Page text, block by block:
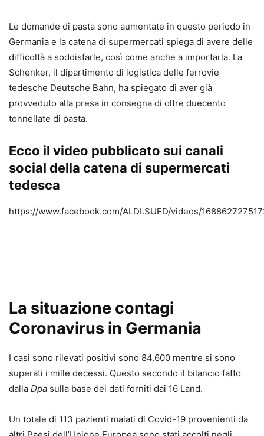
Le domande di pasta sono aumentate in questo periodo in
Germania e la catena di supermercati spiega di avere delle
difficoltà a soddisfarle, così come anche a importarla. La
Schenker, il dipartimento di logistica delle ferrovie
tedesche Deutsche Bahn, ha spiegato di aver già
provveduto alla presa in consegna di oltre duecento
tonnellate di pasta.
Ecco il video pubblicato sui canali
social della catena di supermercati
tedesca
https://www.facebook.com/ALDI.SUED/videos/
La situazione contagi
Coronavirus in Germania
I casi sono rilevati positivi sono 84.600 mentre si sono
superati i mille decessi. Questo secondo il bilancio fatto
dalla Dpa sulla base dei dati forniti dai 16 Land.
Un totale di 113 pazienti malati di Covid-19 provenienti da